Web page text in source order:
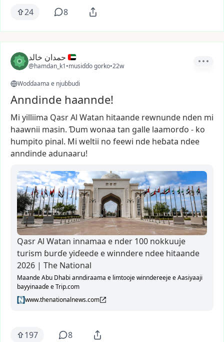
24 8
حمدان خالد
@hamdan_k1•musiɗɗo gorko•22w
Woɗɗaama e njuɓɓudi
Anndinde haannde!
Mi yilliima QasrAl Watan hitaande rewnunde nden mi
haawnii masin. Ɗum wonaa tan galle laamorɗo - ko
humpito pinal. Mi weltii no feewi nde heɓata ndee
anndindeadunaaru!
Qasr Al Watan innamaa e nder 100 nokkuuje
turism ɓurɗe yiɗeede e winndere ndee hitaande
2026 | The National
Maande Abu Dhabi anndiraama e limtooje winndereeje e Aasiyaaji
bayyinaaɗe e Trip.com
www.thenationalnews.com
197 8